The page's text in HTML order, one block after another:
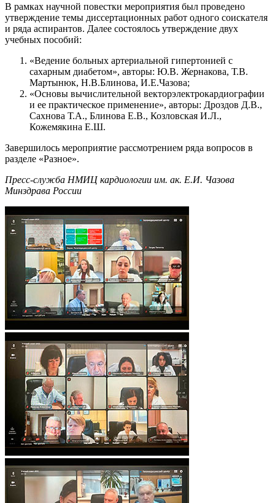
В рамках научной повестки мероприятия был проведено
утверждение темы диссертационных работ одного соискателя
и ряда аспирантов. Далее состоялось утверждение двух
учебных пособий:
«Ведение больных артериальной гипертонией с
сахарным диабетом», авторы: Ю.В. Жернакова, Т.В.
Мартынюк, Н.В.Блинова, И.Е.Чазова;
«Основы вычислительной векторэлектрокардиографии
и ее практическое применение», авторы: Дроздов Д.В.,
Сахнова Т.А., Блинова Е.В., Козловская И.Л.,
Кожемякина Е.Ш.
Завершилось мероприятие рассмотрением ряда вопросов в
разделе «Разное».
Пресс-служба НМИЦ кардиологии им. ак. Е.И. Чазова
Минздрава России